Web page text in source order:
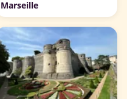
Marseille